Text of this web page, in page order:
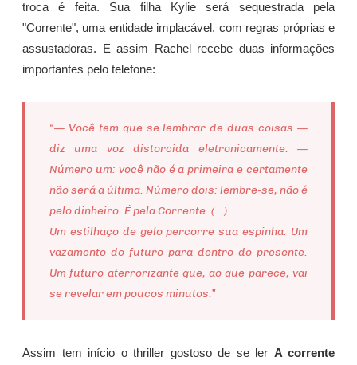
troca é feita. Sua filha Kylie será sequestrada pela
"Corrente", uma entidade implacável, com regras próprias e
assustadoras. E assim Rachel recebe duas informações
importantes pelo telefone:
“— Você tem que se lembrar de duas coisas —
diz uma voz distorcida eletronicamente. —
Número um: você não é a primeira e certamente
não será a última. Número dois: lembre-se, não é
pelo dinheiro. É pela Corrente. (...)
Um estilhaço de gelo percorre sua espinha. Um
vazamento do futuro para dentro do presente.
Um futuro aterrorizante que, ao que parece, vai
se revelar em poucos minutos.”
Assim tem início o thriller gostoso de se ler A corrente